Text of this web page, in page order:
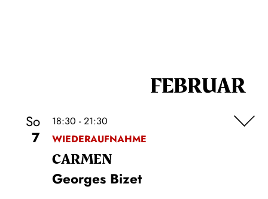
FEBRUAR
So
7
18:30 - 21:30
WIEDERAUFNAHME
CARMEN
Georges Bizet